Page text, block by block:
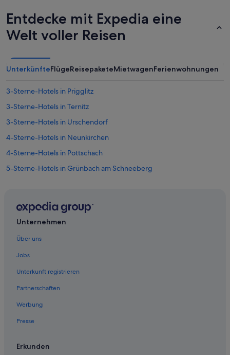
Entdecke mit Expedia eine
Welt voller Reisen
UnterkünfteFlügeReisepaketeMietwagenFerienwohnungen
3-Sterne-Hotels in Prigglitz
3-Sterne-Hotels in Ternitz
3-Sterne-Hotels in Urschendorf
4-Sterne-Hotels in Neunkirchen
4-Sterne-Hotels in Pottschach
5-Sterne-Hotels in Grünbach am Schneeberg
5-Sterne-Hotels in Wimpassing
Buchbach Hotels
Landhotels in Buchbach
Gasthöfe in Flatz
Flatz Hotels
Unternehmen
Über uns
Jobs
Unterkunft registrieren
Partnerschaften
Werbung
Presse
Erkunden